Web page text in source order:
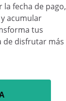
la fecha de pago,
acumular
tus
de disfrutar más